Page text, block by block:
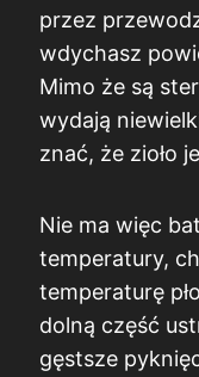
przez
wdychasz
Mimo że są
wydają
znać, że zioło
Nie ma więc
temperatury,
temperaturę
dolną część
gęstsze